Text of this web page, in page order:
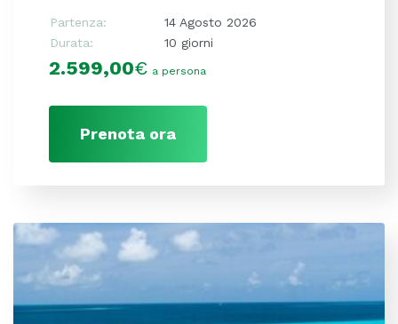
Partenza:
14 Agosto 2026
Durata:
10 giorni
2.599,00€ a persona
Prenota ora